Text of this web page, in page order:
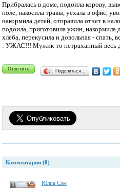
Прибралась в доме, подоила корову,
поле, накосила травы, уехала в офис,
накормила детей, отправила отчет в
подоила, приготовила ужин, накормила
хлеба, перекусила и довольная - спать,
: УЖАС!!! Мужик-то нетраханный весь
Поделиться…
Комментарии (8)
Юлия Сэм